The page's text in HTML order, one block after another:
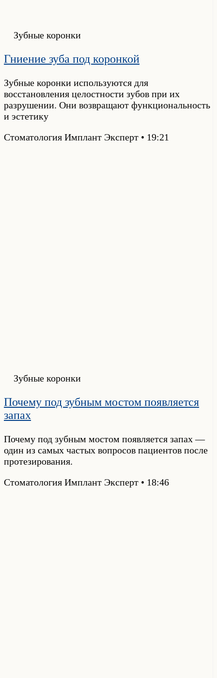
Зубные коронки
Гниение зуба под коронкой
Зубные коронки используются для
восстановления целостности зубов при их
разрушении. Они возвращают функциональность
и эстетику
Стоматология Имплант Эксперт
19:21
Зубные коронки
Почему под зубным мостом появляется
запах
Почему под зубным мостом появляется запах —
один из самых частых вопросов пациентов после
протезирования.
Стоматология Имплант Эксперт
18:46